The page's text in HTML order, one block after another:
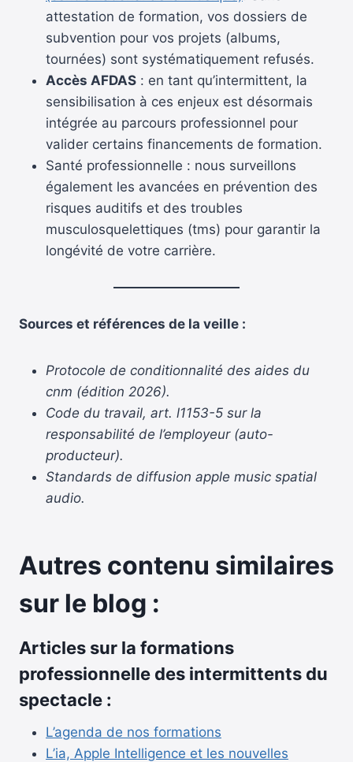
attestation de formation, vos dossiers de
subvention pour vos projets (albums,
tournées) sont systématiquement refusés.
Accès AFDAS : en tant qu’intermittent, la
sensibilisation à ces enjeux est désormais
intégrée au parcours professionnel pour
valider certains financements de formation.
Santé professionnelle : nous surveillons
également les avancées en prévention des
risques auditifs et des troubles
musculosquelettiques (tms) pour garantir la
longévité de votre carrière.
Sources et références de la veille :
Protocole de conditionnalité des aides du
cnm (édition 2026).
Code du travail, art. l1153-5 sur la
responsabilité de l’employeur (auto-
producteur).
Standards de diffusion apple music spatial
audio.
Autres contenu similaires
sur le blog :
Articles sur la formations
professionnelle des intermittents du
spectacle :
L’agenda de nos formations
L’ia, Apple Intelligence et les nouvelles